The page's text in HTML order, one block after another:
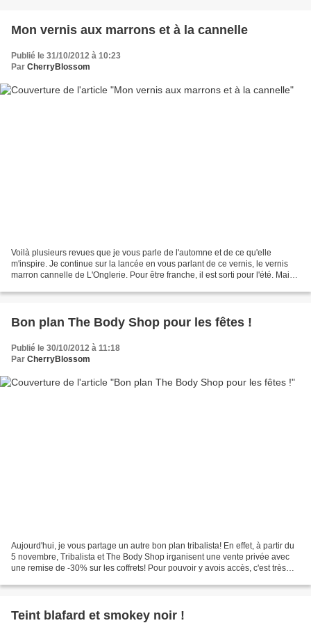
Mon vernis aux marrons et à la cannelle
Publié le 31/10/2012 à 10:23
Par CherryBlossom
Voilà plusieurs revues que je vous parle de l'automne et de ce qu'elle
m'inspire. Je continue sur la lancée en vous parlant de ce vernis, le vernis
marron cannelle de L'Onglerie. Pour être franche, il est sorti pour l'été. Mais
Bon plan The Body Shop pour les fêtes !
Publié le 30/10/2012 à 11:18
Par CherryBlossom
Aujourd'hui, je vous partage un autre bon plan tribalista! En effet, à partir du
5 novembre, Tribalista et The Body Shop irganisent une vente privée avec
une remise de -30% sur les coffrets! Pour pouvoir y avois accès, c'est très
Teint blafard et smokey noir !